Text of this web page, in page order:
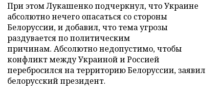
При этом Лукашенко подчеркнул, что Украине
абсолютно нечего опасаться со стороны
Белоруссии, и добавил, что тема угрозы
раздувается по политическим
причинам. Абсолютно недопустимо, чтобы
конфликт между Украиной и Россией
перебросился на территорию Белоруссии, заявил
белорусский президент.